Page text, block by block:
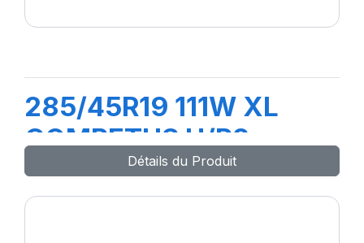
285/45R19 111W XL
COMPETUS H/P2
Détails du Produit